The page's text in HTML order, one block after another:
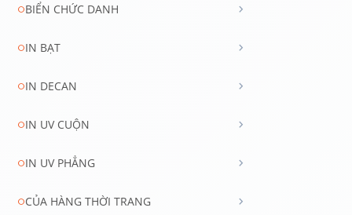
circleBIỂN CHỨC DANH chevron_right
circleIN BẠT chevron_right
circleIN DECAN chevron_right
circleIN UV CUỘN chevron_right
circleIN UV PHẲNG chevron_right
circleCỦA HÀNG THỜI TRANG chevron_right